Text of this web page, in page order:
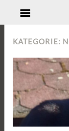
Inhalt
KATEGORIE: